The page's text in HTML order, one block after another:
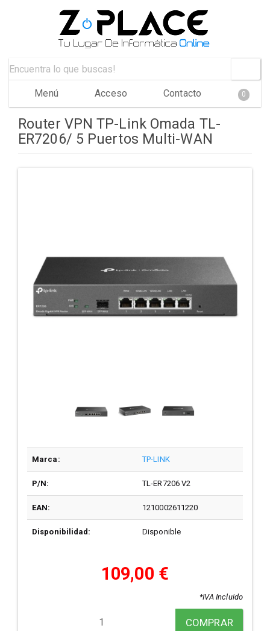
Menú Acceso Contacto 0
Router VPN TP-Link Omada TL-
ER7206/ 5 Puertos Multi-WAN
Marca: TP-LINK
P/N: TL-ER7206 V2
EAN: 1210002611220
Disponibilidad: Disponible
109,00 €
*IVA Incluido
COMPRAR